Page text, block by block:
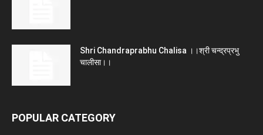
Shri Chandraprabhu Chalisa ।।श्री चन्द्रप्रभु
चालीसा।।
POPULAR CATEGORY